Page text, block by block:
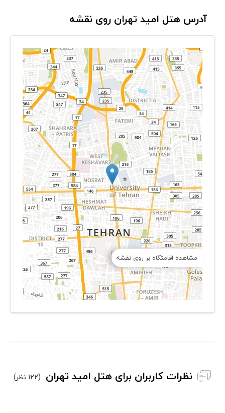
آدرس هتل امید تهران روی نقشه
مشاهده اقامتگاه بر روی نقشه
نظرات کاربران برای هتل امید تهران (122 نظر)